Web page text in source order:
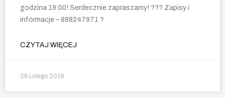
godzina 19:00! Serdecznie zapraszamy! ??? Zapisy i
informacje – 888247971 ?
CZYTAJ WIĘCEJ
26 Lutego 2018